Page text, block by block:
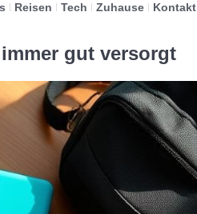
Reisen Tech Zuhause Kontakt
gut versorgt